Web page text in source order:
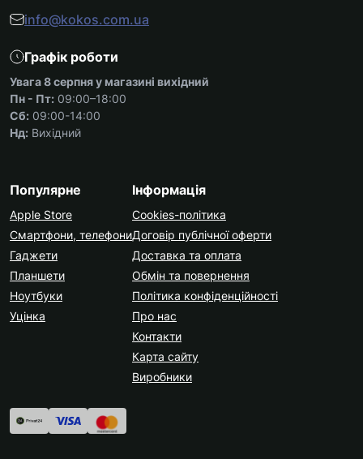
info@kokos.com.ua
Графік роботи
Увага 8 серпня у магазині вихідний
Пн - Пт: 09:00–18:00
Сб: 09:00-14:00
Нд: Вихідний
Популярне
Apple Store
Смартфони, телефони
Гаджети
Планшети
Ноутбуки
Уцінка
Інформація
Cookies-політика
Договір публічної оферти
Доставка та оплата
Обмін та повернення
Політика конфіденційності
Про нас
Контакти
Карта сайту
Виробники